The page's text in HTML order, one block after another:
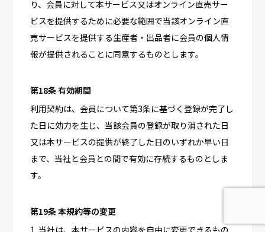
り、会員に対して本サービス又はオンライン直売サー
ビスを提供するために必要な範囲で当該オンライン直
売サービスを提供する生産者・出品者に会員の個人情
報が提供されることに同意するものとします。
第18条 有効期間
利用契約は、会員について第3条に基づく登録が完了し
た日に効力を生じ、当該会員の登録が取り消された日
又は本サービスの提供が終了した日のいずれか早い日
まで、当社と会員との間で有効に存続するものとしま
す。
第19条 本規約等の変更
1. 当社は、本サービスの内容を自由に変更できるもの